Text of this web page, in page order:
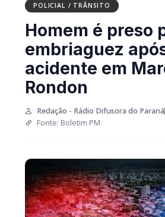
POLICIAL / TRÂNSITO
Homem é preso
embriaguez
em Marechal
Redação - Rádio Difusora do Paraná